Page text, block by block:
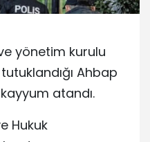
yönetim kurulu
Ahbap
atandı.
Hukuk